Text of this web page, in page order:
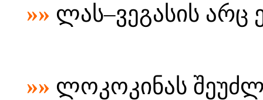
»» ლას–ვეგასის არც
»» ლოკოკინას